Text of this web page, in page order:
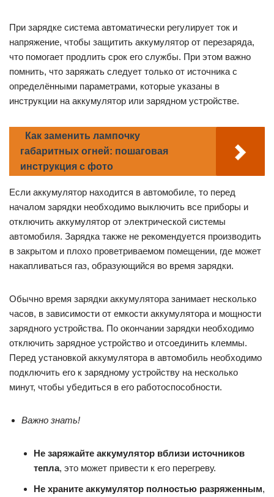
При зарядке система автоматически регулирует ток и
напряжение, чтобы защитить аккумулятор от перезаряда,
что помогает продлить срок его службы. При этом важно
помнить, что заряжать следует только от источника с
определёнными параметрами, которые указаны в
инструкции на аккумулятор или зарядном устройстве.
Как заменить лампочку
габаритных огней: пошаговая
инструкция с фото
Если аккумулятор находится в автомобиле, то перед
началом зарядки необходимо выключить все приборы и
отключить аккумулятор от электрической системы
автомобиля. Зарядка также не рекомендуется производить
в закрытом и плохо проветриваемом помещении, где может
накапливаться газ, образующийся во время зарядки.
Обычно время зарядки аккумулятора занимает несколько
часов, в зависимости от емкости аккумулятора и мощности
зарядного устройства. По окончании зарядки необходимо
отключить зарядное устройство и отсоединить клеммы.
Перед установкой аккумулятора в автомобиль необходимо
подключить его к зарядному устройству на несколько
минут, чтобы убедиться в его работоспособности.
Важно знать!
Не заряжайте аккумулятор вблизи источников
тепла, это может привести к его перегреву.
Не храните аккумулятор полностью разряженным,